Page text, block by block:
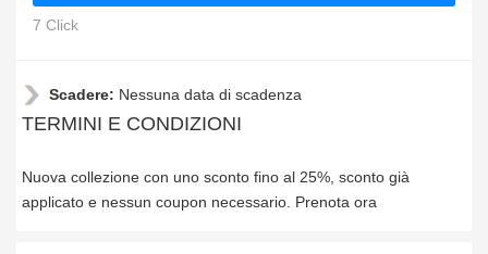
7 Click
Scadere: Nessuna data di scadenza
TERMINI E CONDIZIONI
Nuova collezione con uno sconto fino al 25%, sconto già
applicato e nessun coupon necessario. Prenota ora